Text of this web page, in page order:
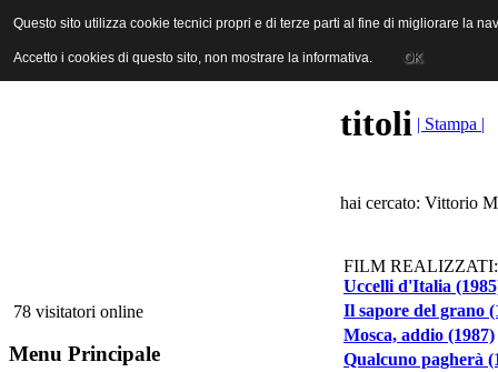
ANICA | Associazione Nazionale Industrie Cinematografiche
78 visitatori online
Menu Principale
titoli | Stampa |
hai cercato: Vittorio
FILM REALIZZATI:
Uccelli d'Italia
Il sapore del grano
Mosca, addio (1987)
Qualcuno pagherà
Questo sito utilizza cookie tecnici propri e di terze parti al fine di migliorare la
Accetto i cookies di questo sito, non mostrare la informativa. OK
Questo sito utilizza cookie tecnici propri e di terze parti al fine di migliorare la
Accetto i cookies di questo sito, non mostrare la informativa. OK